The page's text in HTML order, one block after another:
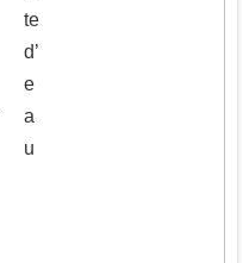
te
d’
e
a
u